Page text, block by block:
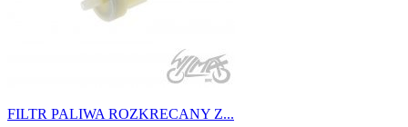
FILTR PALIWA ROZKRECANY Z...